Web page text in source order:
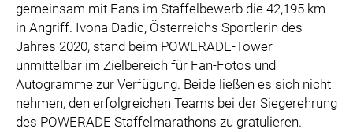
gemeinsam mit Fans im Staffelbewerb die 42,195 km
in Angriff. Ivona Dadic, Österreichs Sportlerin des
Jahres 2020, stand beim POWERADE-Tower
unmittelbar im Zielbereich für Fan-Fotos und
Autogramme zur Verfügung. Beide ließen es sich nicht
nehmen, den erfolgreichen Teams bei der Siegerehrung
des POWERADE Staffelmarathons zu gratulieren.